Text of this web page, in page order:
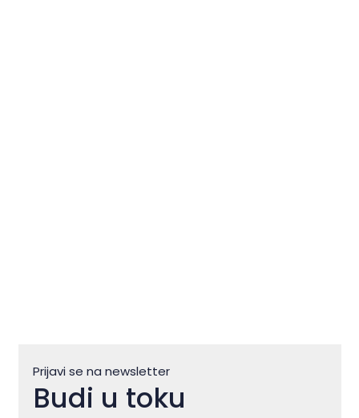
Prijavi se na newsletter
Budi u toku